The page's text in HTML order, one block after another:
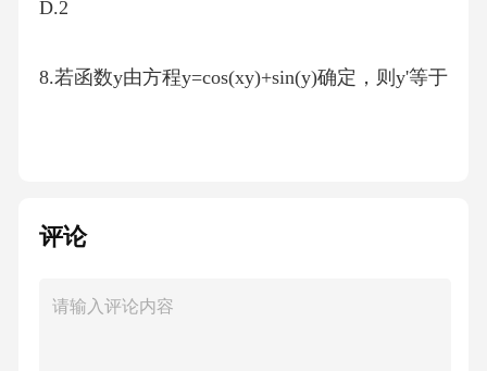
D.2
8.若函数y由方程y=cos(xy)+sin(y)确定，则y'等于
评论